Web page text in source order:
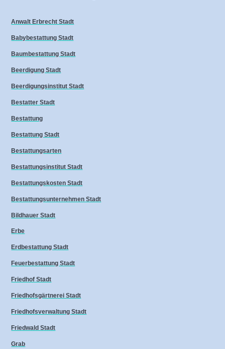
Anwalt Erbrecht Stadt
Babybestattung Stadt
Baumbestattung Stadt
Beerdigung Stadt
Beerdigungsinstitut Stadt
Bestatter Stadt
Bestattung
Bestattung Stadt
Bestattungsarten
Bestattungsinstitut Stadt
Bestattungskosten Stadt
Bestattungsunternehmen Stadt
Bildhauer Stadt
Erbe
Erdbestattung Stadt
Feuerbestattung Stadt
Friedhof Stadt
Friedhofsgärtnerei Stadt
Friedhofsverwaltung Stadt
Friedwald Stadt
Grab